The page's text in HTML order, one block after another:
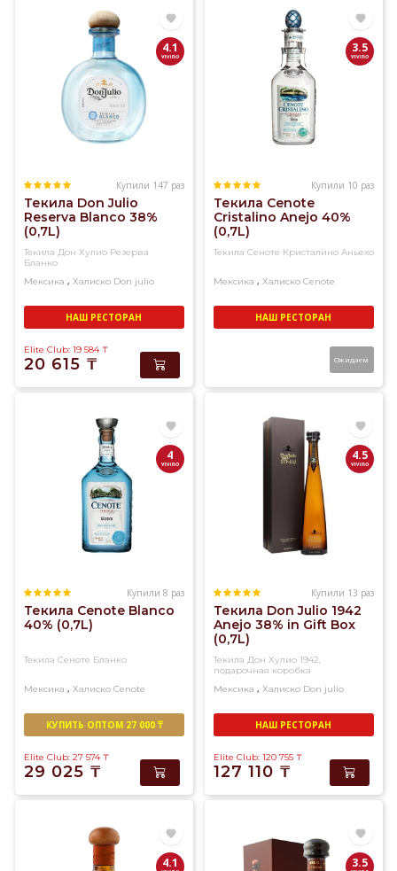
лишь
пяти
штатах
Центральной
Мексики,
текила
штата
выдержанная
мексиканская
представлена
4.1
Купили 147 раз
Текила Don Julio
Reserva Blanco 38%
(0,7L)
Текила Дон Хулио Резерва
Бланко
Мексика , Халиско Don julio
НАШ РЕСТОРАН
Elite Club: 19 584 ₸
20 615 ₸
3.5
Купили 10 раз
Текила Cenote
Cristalino Anejo 40%
(0,7L)
Текила Сеноте Кристалино Аньехо
Мексика , Халиско Cenote
НАШ РЕСТОРАН
Ожидаем
4
Купили 8 раз
Текила Cenote Blanco
40% (0,7L)
Текила Сеноте Бланко
Мексика , Халиско Cenote
КУПИТЬ ОПТОМ 27 000 ₸
Elite Club: 27 574 ₸
29 025 ₸
4.5
Купили 13 раз
Текила Don Julio 1942
Anejo 38% in Gift Box
(0,7L)
Текила Дон Хулио 1942,
подарочная коробка
Мексика , Халиско Don julio
НАШ РЕСТОРАН
Elite Club: 120 755 ₸
127 110 ₸
4.1 3.5